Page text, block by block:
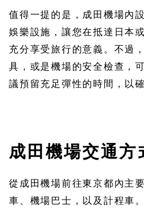
值得一提的是，成田機場內
娛樂設施，讓您在抵達日本
充分享受旅行的意義。不過
具，或是機場的安全檢查，
議預留充足彈性的時間，以
成田機場交通方
從成田機場前往東京都內主
車、機場巴士，以及計程車。